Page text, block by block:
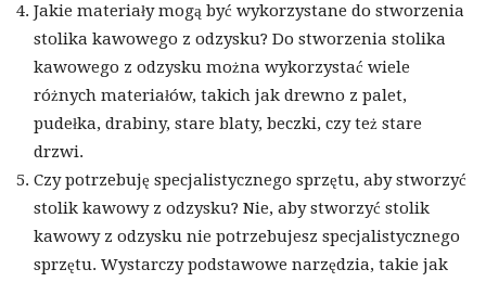
Jakie materiały mogą być wykorzystane do stworzenia
stolika kawowego z odzysku? Do stworzenia stolika
kawowego z odzysku można wykorzystać wiele
różnych materiałów, takich jak drewno z palet,
pudełka, drabiny, stare blaty, beczki, czy też stare
drzwi.
Czy potrzebuję specjalistycznego sprzętu, aby stworzyć
stolik kawowy z odzysku? Nie, aby stworzyć stolik
kawowy z odzysku nie potrzebujesz specjalistycznego
sprzętu. Wystarczy podstawowe narzędzia, takie jak